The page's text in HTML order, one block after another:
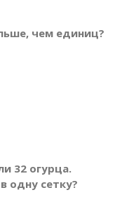
чем единиц?
32 огурца.
одну сетку?